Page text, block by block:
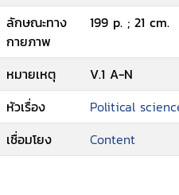
ลักษณะทาง
กายภาพ
199 p. ; 21 cm.
หมายเหตุ
V.1 A-N
หัวเรื่อง
Political
เชื่อมโยง
Content